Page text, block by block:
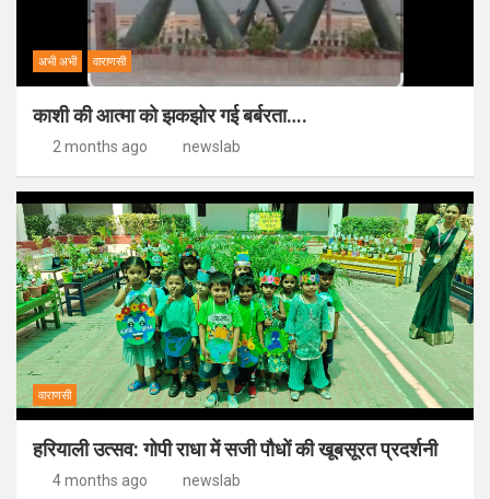
अभी अभी वाराणसी
काशी की आत्मा को झकझोर गई बर्बरता….
2 months ago newslab
वाराणसी
हरियाली उत्सव: गोपी राधा में सजी पौधों की खूबसूरत प्रदर्शनी
4 months ago newslab